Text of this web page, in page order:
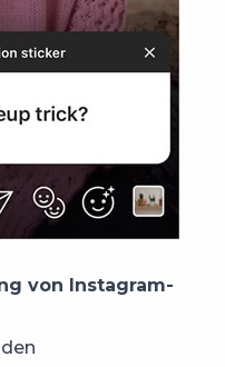
von Instagram-